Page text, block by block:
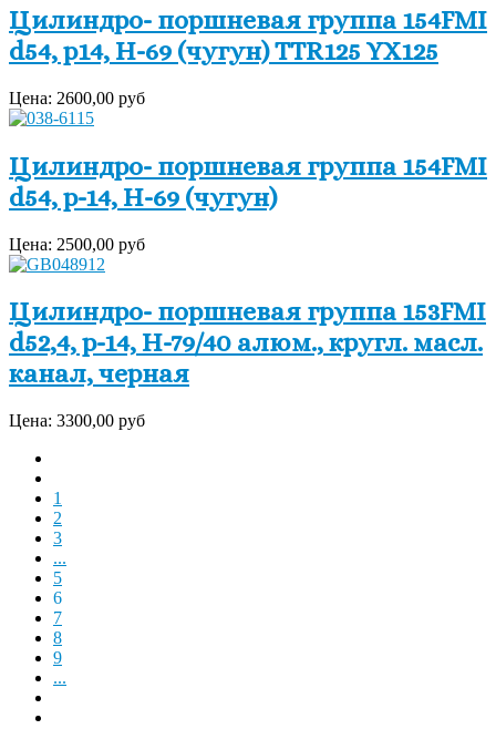
Цилиндро- поршневая группа 154FMI
d54, p14, H-69 (чугун) TTR125 YX125
Цена: 2600,00 руб
Цилиндро- поршневая группа 154FMI
d54, p-14, H-69 (чугун)
Цена: 2500,00 руб
Цилиндро- поршневая группа 153FMI
d52,4, p-14, H-79/40 алюм., кругл. масл.
канал, черная
Цена: 3300,00 руб
1
2
3
...
5
6
7
8
9
...